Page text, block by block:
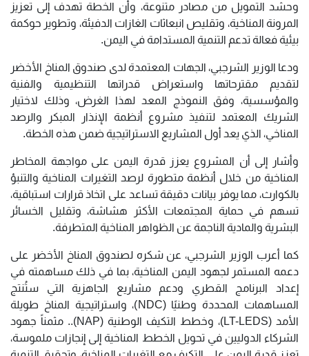
وحشد التمويل من مصادر متنوعة، وأن الخطة تهدف إلى تعزيز
المرونة المناخية، وتقليص انبعاثات الغازات الدفيئة، وتطوير حوكمة
بيئية فعالة تدعم التنمية المستدامة في اليمن.
ودعا الوزير الشرجبي، الجهات المعتمدة لدى صندوق المناخ الأخضر
لتقديم مقترحاتها واستعراض قدراتها التنظيمية والفنية
والمؤسسية، وفق النموذج المعد لهذا الغرض، وذلك لاختيار
الشريك المعتمد لتنفيذ مشروع أنظمة الإنذار المبكر والرصد
المناخي، الذي يعد أول المشاريع الاستراتيجية ضمن هذه الخطة.
وأشار إلى أن المشروع يعزز قدرة اليمن على مواجهة المخاطر
المناخية من خلال أنظمة متطورة لرصد التغيرات المناخية والتنبؤ
بالكوارث، مما يوفر بيانات دقيقة تساعد على اتخاذ قرارات استباقية،
تسهم في حماية المجتمعات الأكثر هشاشة، وتقليل الخسائر
البشرية والمادية الناجمة عن الظواهر المناخية المتطرفة.
كما أعرب الوزير الشرجبي، عن شكره لصندوق المناخ الأخضر على
دعمه المستمر لجهود اليمن المناخية، بما في ذلك مساهمته في
إعداد البرنامج القطري ودعم مشاريع الجاهزية التي ستُنتج
المساهمات المحددة وطنيًا (NDC)، واستراتيجية المناخ طويلة
الأمد (LT-LEDS)، وخطط التكيف الوطنية (NAP).. مثمناً جهود
الشركاء الدوليين في تحويل الخطط المناخية إلى إنجازات ملموسة،